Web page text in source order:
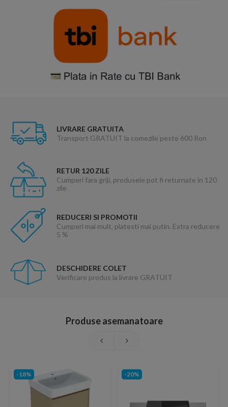
LIVRARE GRATUITA
Transport GRATUIT la comezile peste 600 Ron
RETUR 120 ZILE
Cumperi fara griji, produsele pot fi returnate in 120
zile
REDUCERI SI PROMOTII
Cumperi mai mult, platesti mai putin. Extra reducere
5 %
DESCHIDERE COLET
Verificare produs la livrare GRATUIT
Produse asemanatoare
-18% -20%